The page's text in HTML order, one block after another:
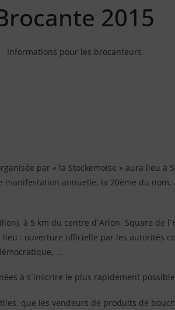
2015
Informations pour les brocanteurs
par « la Stockemoise » aura lieu à
manifestation annuelle, la 20ème du nom,
à 5 km du centre d´Arlon, Square de
lieu : ouverture officielle par les autorités
…
à s´inscrire le plus rapidement
que les vendeurs de produits de